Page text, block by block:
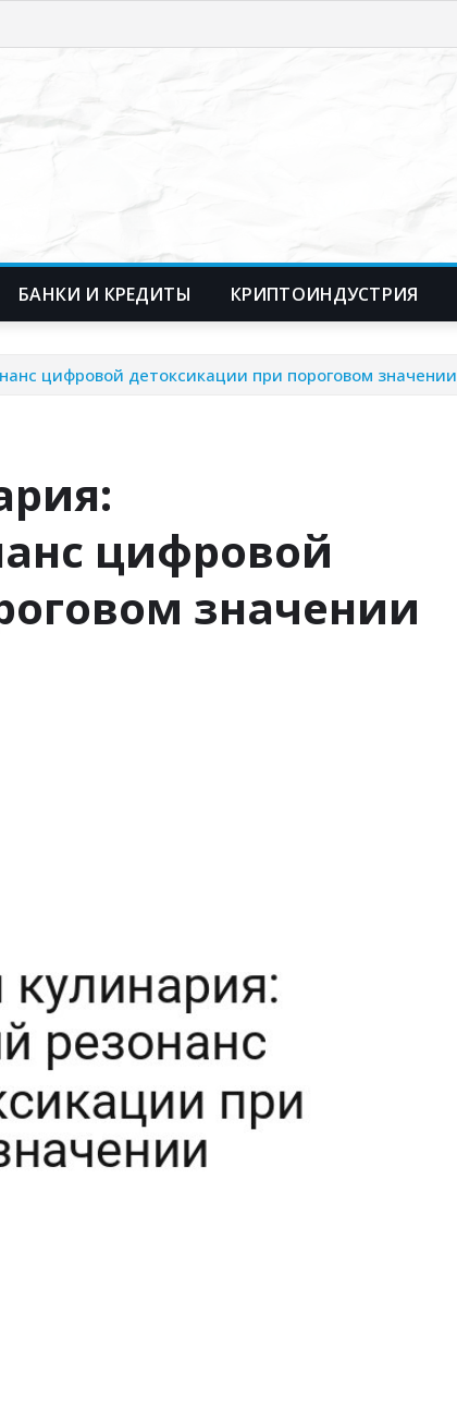
БАНКИ И КРЕДИТЫ КРИПТОИНДУСТРИЯ
цифровой детоксикации при пороговом значении
цифровой
значении